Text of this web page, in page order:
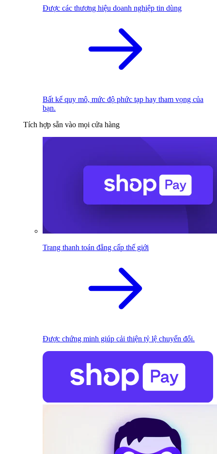
Được các thương hiệu doanh nghiệp tin dùng
Bất kể quy mô, mức độ phức tạp hay tham vọng của
bạn.
Tích hợp sẵn vào mọi cửa hàng
Trang thanh toán đẳng cấp thế giới
Được chứng minh giúp cải thiện tỷ lệ chuyển đổi.